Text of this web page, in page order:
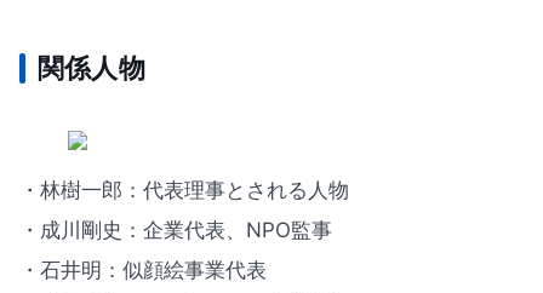
関係人物
・林樹一郎：代表理事とされる人物
・成川剛史：企業代表、NPO監事
・石井明：似顔絵事業代表